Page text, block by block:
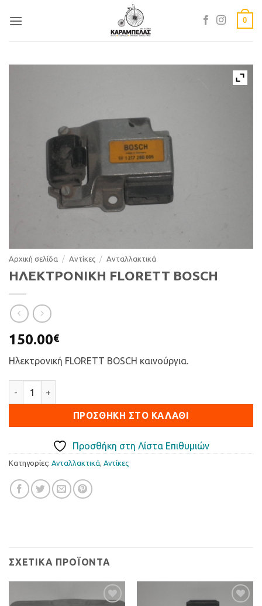
0
Αρχική σελίδα / Αντίκες / Ανταλλακτικά
ΗΛΕΚΤΡΟΝΙΚΗ FLORETT BOSCH
150.00€
Ηλεκτρονική FLORETT BOSCH καινούργια.
ΠΡΟΣΘΉΚΗ ΣΤΟ ΚΑΛΆΘΙ
Προσθήκη στη Λίστα Επιθυμιών
Κατηγορίες: Ανταλλακτικά, Αντίκες
ΣΧΕΤΙΚΆ ΠΡΟΪΌΝΤΑ